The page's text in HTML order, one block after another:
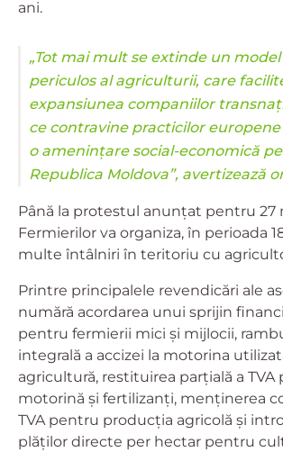
ani.
„Tot mai mult se extinde un
periculos al agriculturii, care
expansiunea companiilor
ce contravine practicilor
o amenințare social-economică
Republica Moldova”, avertizează
Până la protestul anunțat pentru 27
Fermierilor va organiza, în perioada
multe întâlniri în teritoriu cu
Printre principalele revendicări ale
numără acordarea unui sprijin
pentru fermierii mici și mijlocii,
integrală a accizei la motorina
agricultură, restituirea parțială a TVA
motorină și fertilizanți, menținerea
TVA pentru producția agricolă și
plăților directe per hectar pentru